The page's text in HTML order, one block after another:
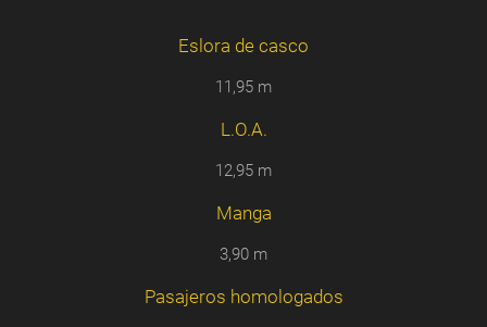
Eslora de casco
11,95 m
L.O.A.
12,95 m
Manga
3,90 m
Pasajeros homologados